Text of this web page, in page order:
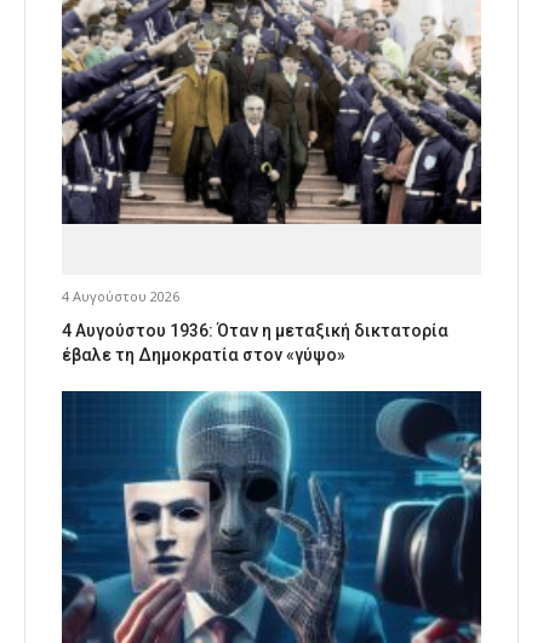
4 Αυγούστου 2026
4 Αυγούστου 1936: Όταν η μεταξική δικτατορία
έβαλε τη Δημοκρατία στον «γύψο»